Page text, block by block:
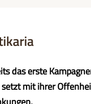
das erste
mit ihrer